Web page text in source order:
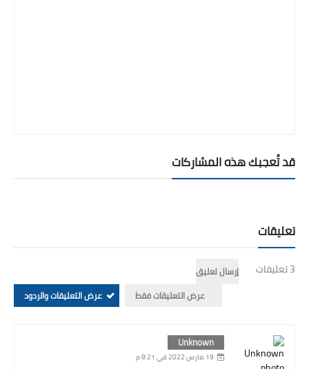
قد تُعجبك هذه المشاركات
تعليقات
3 تعليقات
إرسال تعليق
عرض التعليقات فقط
عرض التعليقات والردود
Unknown
19 مارس 2022 في 8:21 م